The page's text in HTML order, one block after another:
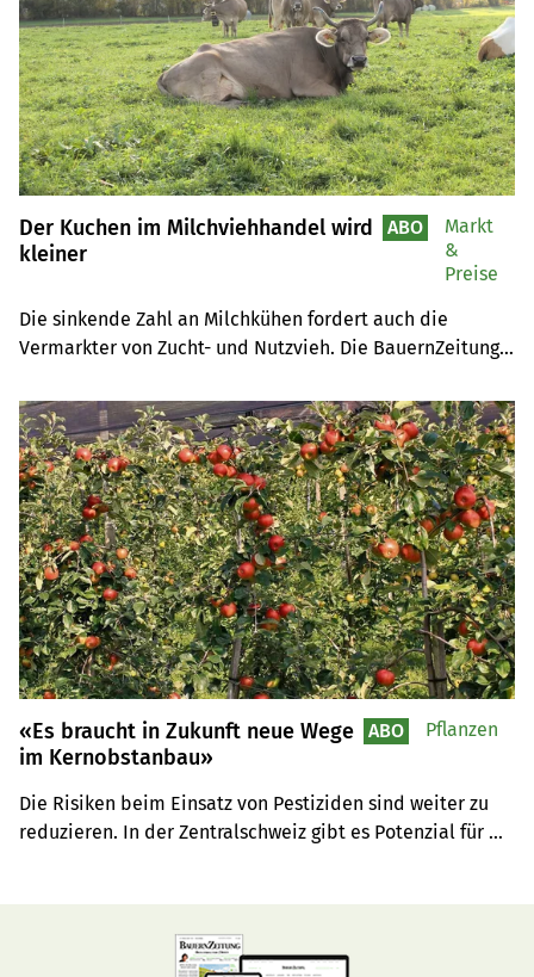
Der Kuchen im Milchviehhandel wird
kleiner
Die sinkende Zahl an Milchkühen fordert auch die
Vermarkter von Zucht- und Nutzvieh. Die BauernZeitung
Schwyzer Viehvermarktungs AG (SViAG) nach.
ABO
Markt
&
Preise
«Es braucht in Zukunft neue Wege
im Kernobstanbau»
Die Risiken beim Einsatz von Pestiziden sind weiter zu
reduzieren. In der Zentralschweiz gibt es Potenzial für
ABO Pflanzen